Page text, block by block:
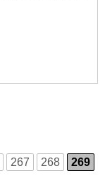
267 268 269